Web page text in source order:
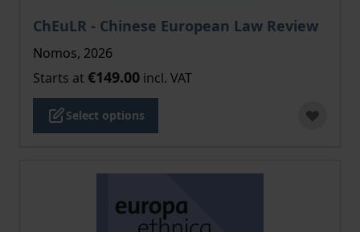
ChEuLR - Chinese European Law Review
The price depends on the options chosen on the
Nomos, 2026
Starts at €149.00 incl. VAT
Select options